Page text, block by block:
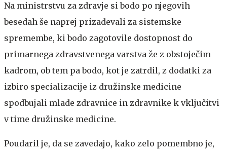
Na ministrstvu za zdravje si bodo po njegovih
besedah še naprej prizadevali za sistemske
spremembe, ki bodo zagotovile dostopnost do
primarnega zdravstvenega varstva že z obstoječim
kadrom, ob tem pa bodo, kot je zatrdil, z dodatki za
izbiro specializacije iz družinske medicine
spodbujali mlade zdravnice in zdravnike k vključitvi
v time družinske medicine.
Poudaril je, da se zavedajo, kako zelo pomembno je,